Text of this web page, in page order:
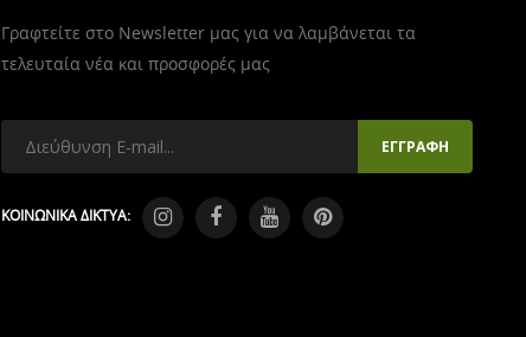
Γραφτείτε στο Newsletter μας για να λαμβάνεται τα
τελευταία νέα και προσφορές μας
ΚΟΙΝΩΝΙΚΑ ΔΙΚΤΥΑ: